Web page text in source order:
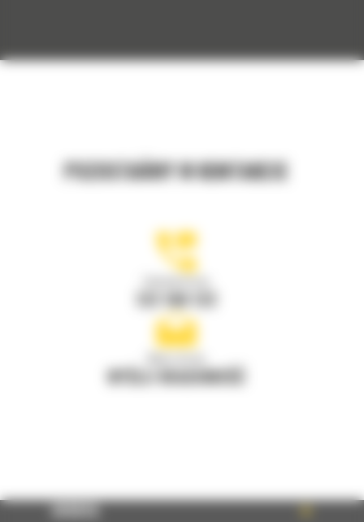
POZOSTAŃMY W KONTAKCIE
Zadzwoń do nas
122 100 122
Napisz do nas
WYŚLIJ WIADOMOŚĆ
OFERTA